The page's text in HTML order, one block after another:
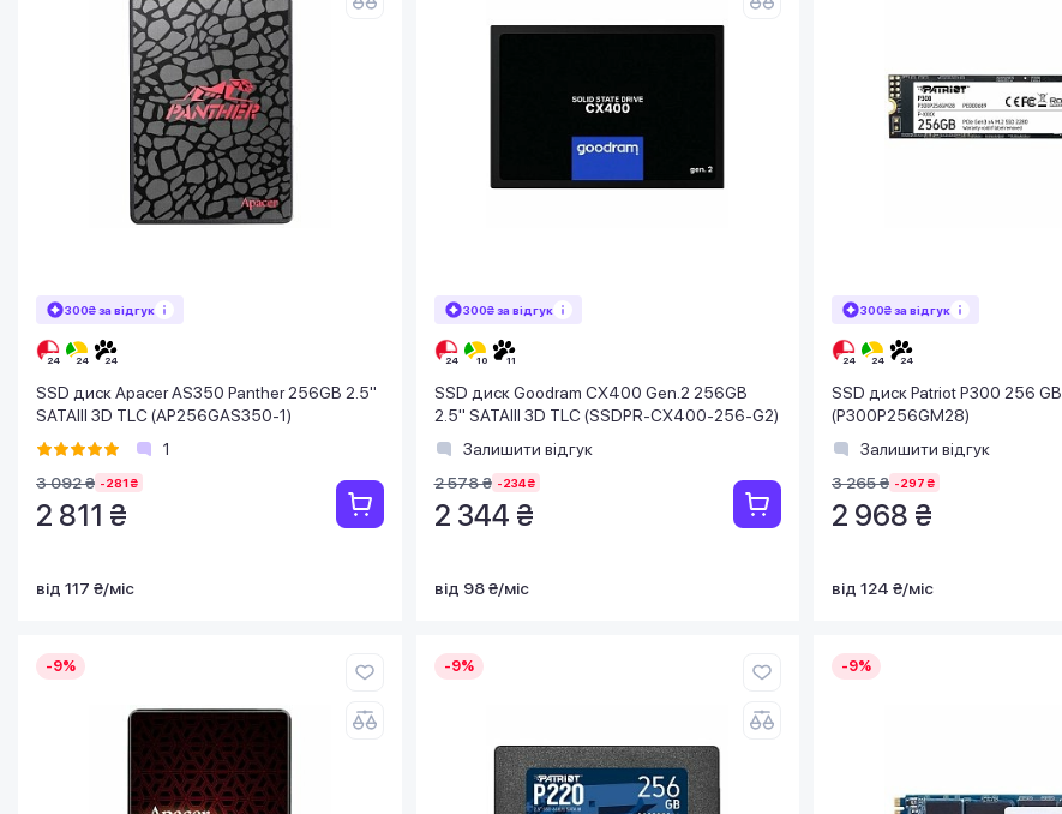
300₴ за відгук
SSD диск Apacer AS350 Panther 256GB 2.5"
SATAIII 3D TLC (AP256GAS350-1)
1
3 092 ₴ -281 ₴
2 811 ₴
від 117 ₴/міс
300₴ за відгук
SSD диск Goodram CX400 Gen.2 256GB
2.5" SATAIII 3D TLC (SSDPR-CX400-256-G2)
Залишити відгук
2 578 ₴ -234 ₴
2 344 ₴
від 98 ₴/міс
300₴ за відгук
SSD диск Patriot P300 256 GB
(P300P256GM28)
Залишити відгук
3 265 ₴ -297 ₴
2 968 ₴
від 124 ₴/міс
-9% -9% -9%